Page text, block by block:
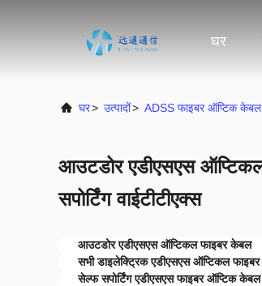
घर
घर> उत्पादों> ADSS फाइबर ऑप्टिक केबल
आउटडोर एडीएसएस
सपोर्टिंग वाईटीटीएक्स
आउटडोर एडीएसएस ऑप्टिकल फाइबर केबल
सभी डाइलेक्ट्रिक एडीएसएस ऑप्टिकल
सेल्फ सपोर्टिंग एडीएसएस फाइबर ऑप्टिक केबल